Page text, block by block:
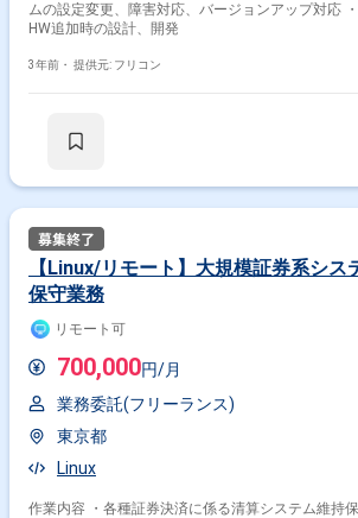
ムの設定変更、障害対応、バージョンアップ対応
HW追加時の設計、開発
3年前・ 提供元: フリコン
【Linux/リモート】大規模証券系シス
保守業務
リモート可
700,000円/月
業務委託(フリーランス)
東京都
Linux
作業内容 ・各種証券決済に係る清算システム維持